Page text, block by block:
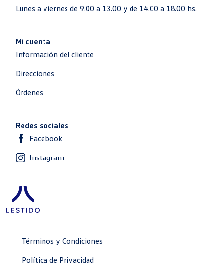
Lunes a viernes de 9.00 a 13.00 y de 14.00 a 18.00 hs.
Mi cuenta
Información del cliente
Direcciones
Órdenes
Redes sociales
Facebook
Instagram
Términos y Condiciones
Política de Privacidad